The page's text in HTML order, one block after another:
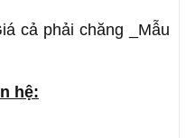
cả phải chăng _Mẫu
hệ: